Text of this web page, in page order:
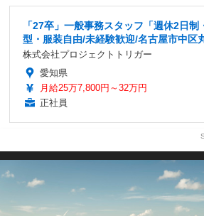
「27卒」一般事務スタッフ「週休2日
型・服装自由/未経験歓迎/名古屋市中区
株式会社プロジェクトトリガー
愛知県
月給25万7,800円～32万円
正社員